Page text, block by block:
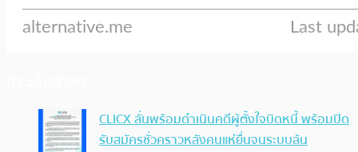
CLICX ลั่นพร้อมดำเนินคดีผู้ตั้งใจบิดหนี้ พร้อมปิด
รับสมัครชั่วคราวหลังคนแห่ยื่นจนระบบล้น